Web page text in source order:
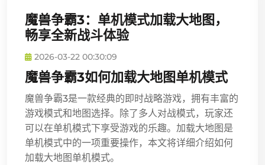
魔兽争霸3：单机模式加载大地图，
畅享全新战斗体验
2026-03-22 00:30:09
魔兽争霸3如何加载大地图单机模式
魔兽争霸3是一款经典的即时战略游戏，拥有丰富的
游戏模式和地图选择。除了多人对战模式，玩家还
可以在单机模式下享受游戏的乐趣。加载大地图是
单机模式中的一项重要操作，本文将详细介绍如何
加载大地图单机模式。